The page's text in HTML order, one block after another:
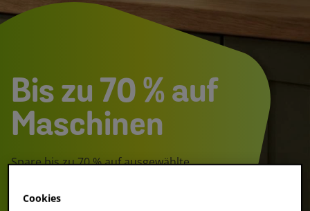
Bis zu 70 % auf
Maschinen
Spare bis zu 70 % auf ausgewählte
Cookies